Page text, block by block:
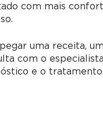
com mais
pegar uma receita,
com o
e o tratamento.